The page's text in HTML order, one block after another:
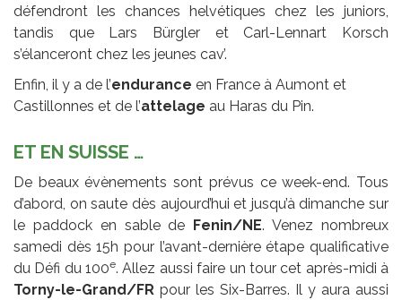
défendront les chances helvétiques chez les juniors,
tandis que Lars Bürgler et Carl-Lennart Korsch
s’élanceront chez les jeunes cav’.
Enfin, il y a de l’endurance en France à Aumont et
Castillonnes et de l’attelage au Haras du Pin.
ET EN SUISSE …
De beaux évènements sont prévus ce week-end. Tous
d’abord, on saute dès aujourd’hui et jusqu’à dimanche sur
le paddock en sable de
Fenin/NE. Venez nombreux
samedi dès 15h pour l’avant-dernière étape qualificative
du Défi du 100e. Allez aussi faire un tour cet après-midi à
Torny-le-Grand/FR pour les Six-Barres. Il y aura aussi